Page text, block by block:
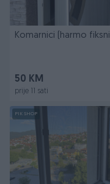
Komarnici (harmo fiksni)
50 KM
prije 11 sati
PIK SHOP